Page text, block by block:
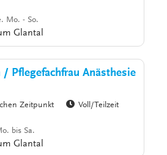
Mo. - So.
Glantal
/ Pflegefachfrau Anästhesie
Zeitpunkt
Voll/Teilzeit
bis Sa.
Glantal